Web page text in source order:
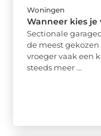
Woningen
Wanneer kies
Sectionale
de meest
vroeger vaak een
steeds meer ...